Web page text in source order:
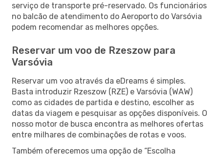
serviço de transporte pré-reservado. Os funcionários
no balcão de atendimento do Aeroporto do Varsóvia
podem recomendar as melhores opções.
Reservar um voo de Rzeszow para
Varsóvia
Reservar um voo através da eDreams é simples.
Basta introduzir Rzeszow (RZE) e Varsóvia (WAW)
como as cidades de partida e destino, escolher as
datas da viagem e pesquisar as opções disponíveis. O
nosso motor de busca encontra as melhores ofertas
entre milhares de combinações de rotas e voos.
Também oferecemos uma opção de “Escolha